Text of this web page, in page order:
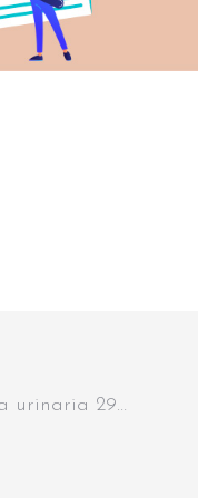
urinaria 29…